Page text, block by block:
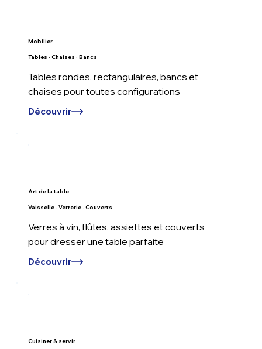
Mobilier
Tables · Chaises · Bancs
Tables rondes, rectangulaires, bancs et
chaises pour toutes configurations
Découvrir
Art de la table
Vaisselle · Verrerie · Couverts
Verres à vin, flûtes, assiettes et couverts
pour dresser une table parfaite
Découvrir
Cuisiner & servir